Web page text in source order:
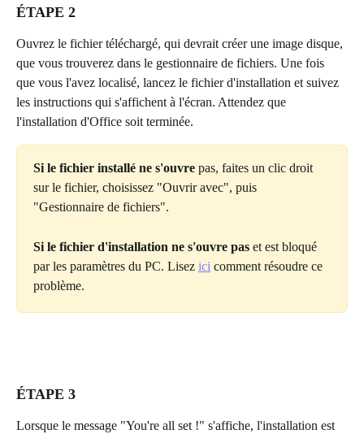
ÉTAPE 2
Ouvrez le fichier téléchargé, qui devrait créer une image disque,
que vous trouverez dans le gestionnaire de fichiers. Une fois
que vous l'avez localisé, lancez le fichier d'installation et suivez
les instructions qui s'affichent à l'écran. Attendez que
l'installation d'Office soit terminée.
Si le fichier installé ne s'ouvre pas, faites un clic droit
sur le fichier, choisissez "Ouvrir avec", puis
"Gestionnaire de fichiers".
Si le fichier d'installation ne s'ouvre pas et est bloqué
par les paramètres du PC. Lisez ici comment résoudre ce
problème.
ÉTAPE 3
Lorsque le message "You're all set !" s'affiche, l'installation est